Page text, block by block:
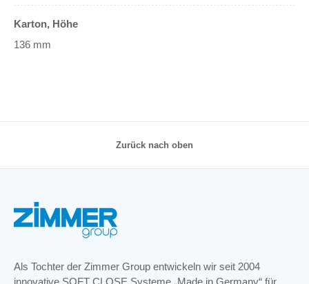
Karton, Höhe
136 mm
Zurück nach oben
Als Tochter der Zimmer Group entwickeln wir seit 2004
innovative SOFT CLOSE Systeme „Made in Germany“ für